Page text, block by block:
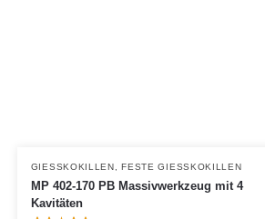
GIESSKOKILLEN ,FESTE GIESSKOKILLEN
MP 402-170 PB Massivwerkzeug mit 4
Kavitäten